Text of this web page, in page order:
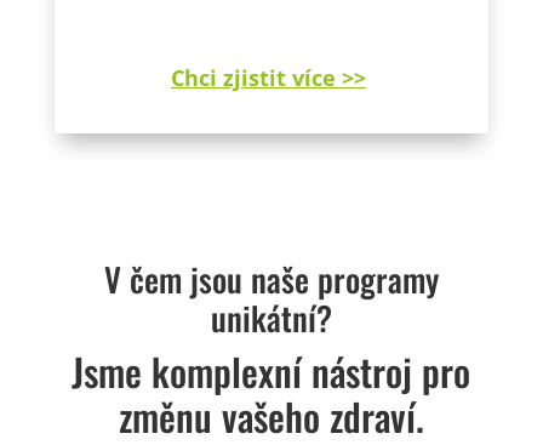
Chci zjistit více >>
V čem jsou naše programy
unikátní?
Jsme komplexní nástroj pro
změnu vašeho zdraví.